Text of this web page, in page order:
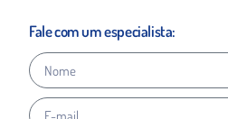
Fale com um especialista: